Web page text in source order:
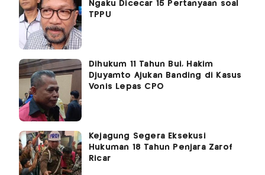
Ngaku Dicecar 15 Pertanyaan soal
TPPU
Dihukum 11 Tahun Bui, Hakim
Djuyamto Ajukan Banding di Kasus
Vonis Lepas CPO
Kejagung Segera Eksekusi
Hukuman 18 Tahun Penjara Zarof
Ricar